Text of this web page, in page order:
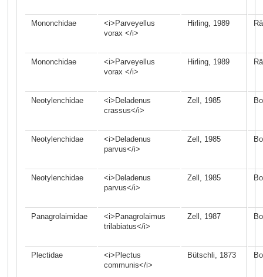
Mononchidae
<i>Parveyellus
vorax </i>
Hirling, 1989
Mononchidae
<i>Parveyellus
vorax </i>
Hirling, 1989
Neotylenchidae
<i>Deladenus
crassus</i>
Zell, 1985
Neotylenchidae
<i>Deladenus
parvus</i>
Zell, 1985
Neotylenchidae
<i>Deladenus
parvus</i>
Zell, 1985
Panagrolaimidae
<i>Panagrolaimus
trilabiatus</i>
Zell, 1987
Plectidae
<i>Plectus
communis</i>
Bütschli, 1873